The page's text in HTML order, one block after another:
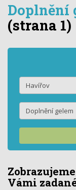
Doplnění
(strana 1)
Vámi